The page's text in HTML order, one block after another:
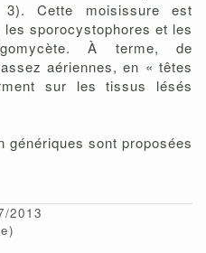
Cette moisissure est
sporocystophores et les
À terme, de
aériennes, en « têtes
sur les tissus lésés
génériques sont proposées
2013